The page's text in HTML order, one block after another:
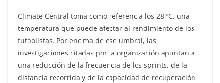
Climate Central toma como referencia los 28 ºC, una
temperatura que puede afectar al rendimiento de los
futbolistas. Por encima de ese umbral, las
investigaciones citadas por la organización apuntan a
una reducción de la frecuencia de los sprints, de la
distancia recorrida y de la capacidad de recuperación